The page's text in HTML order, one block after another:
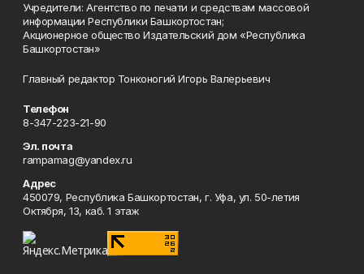
Учредители: Агентство по печати и средствам массовой
информации Республики Башкортостан;
Акционерное общество Издательский дом «Республика
Башкортостан»
Главный редактор Тонконогий Игорь Валерьевич
Телефон
8-347-223-21-90
Эл. почта
rampamag@yandex.ru
Адрес
450079, Республика Башкортостан, г. Уфа, ул. 50-летия
Октября, 13, каб. 1 этаж